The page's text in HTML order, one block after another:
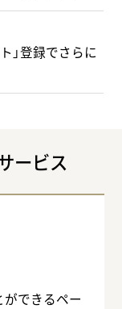
」登録でさらに
ービス
できるペー